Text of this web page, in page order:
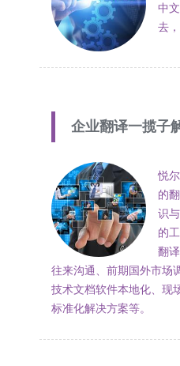
中
去
企业翻译一揽子
悦
的
识
的
翻
往来沟通、前期国外市场
技术文档软件本地化、现
标准化解决方案等。